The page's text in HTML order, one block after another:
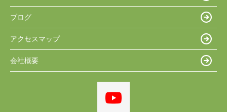
ブログ
アクセスマップ
会社概要